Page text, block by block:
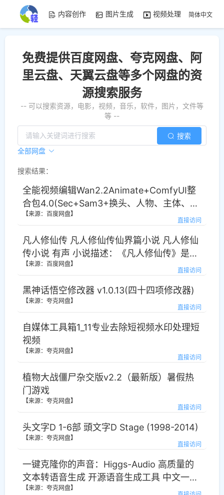
内容创作 图片生成 视频处理 资源素
简体中文
免费提供百度网盘、夸克网盘、阿
里云盘、天翼云盘等多个网盘的资
源搜索服务
-- 可以搜索资源，电影，视频，音乐，软件，图片，文件等
等 --
全部网盘
搜索
搜索结果：
全能视频编辑Wan2.2Animate+ComfyUI整
合包4.0(Sec+Sam3+换头、人物、主体、物
品、背景、任意元素替换、动作复制)
直接访问
【来源：百度网盘】
凡人修仙传 凡人修仙传仙界篇小说 凡人修仙
传小说 有声 小说描述：《凡人修仙传》是连
载于起点中文网的一部仙侠修真小说，作者
子，偶然之下，跨入到一个江湖小门派，虽
然资质平庸，但依靠自身努力和合理算计最
修仙，风云再起 时空穿梭，轮回逆转 金仙太
乙，大罗道祖 三千大道，法则至尊 《凡人修
仙传》仙界篇，一个韩立叱咤仙界的故事，
一个凡人小子修仙的不灭传说。
直接访问
【来源：百度网盘】
黑神话悟空修改器 v1.0.13(四十四项修改器)
直接访问
【来源：夸克网盘】
自媒体工具箱1_11专业去除短视频水印处理短
视频
直接访问
【来源：夸克网盘】
植物大战僵尸杂交版v2.2（最新版）暑假热
门游戏
直接访问
【来源：夸克网盘】
头文字D 1-6部 頭文字D Stage (1998-2014)
直接访问
【来源：夸克网盘】
一键克隆你的声音：Higgs-Audio 高质量的
文本转语音生成 开源语音生成工具 中文一键
整合包
【来源：夸克网盘】